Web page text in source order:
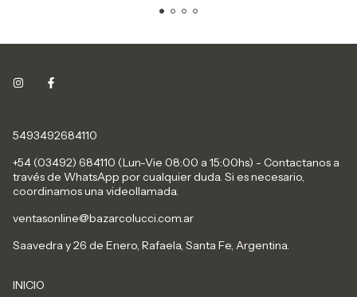
5493492684110
+54 (03492) 684110 (Lun-Vie 08:00 a 15:00hs) - Contactanos a
través de WhatsApp por cualquier duda. Si es necesario,
coordinamos una videollamada.
ventasonline@bazarcolucci.com.ar
Saavedra y 26 de Enero, Rafaela, Santa Fe, Argentina.
INICIO